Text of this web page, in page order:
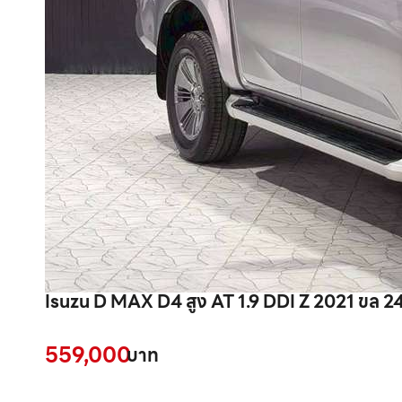
Isuzu D MAX D4 สูง AT 1.9 DDI Z 2021 ขล
559,000บาท